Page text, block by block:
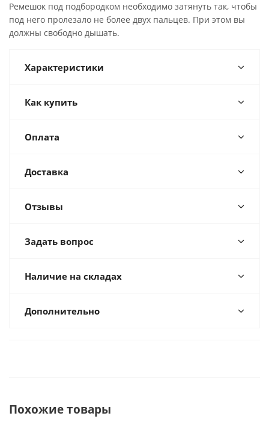
Ремешок под подбородком необходимо затянуть так, чтобы
под него пролезало не более двух пальцев. При этом вы
должны свободно дышать.
Характеристики
Как купить
Оплата
Доставка
Отзывы
Задать вопрос
Наличие на складах
Дополнительно
Похожие товары